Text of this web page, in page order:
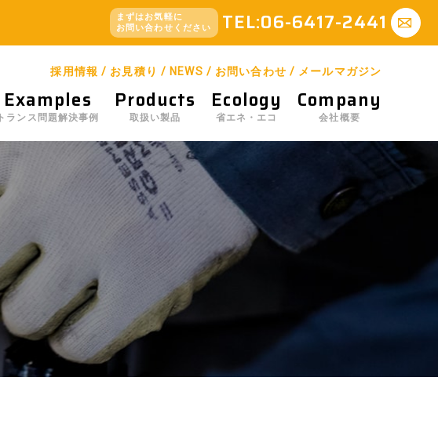
まずはお気軽に
お問い合わせください
TEL:06-6417-2441
採用情報 / お見積り / NEWS / お問い合わせ / メールマガジン
Examples
トランス問題解決事例
Products
取扱い製品
Ecology
省エネ・エコ
Company
会社概要